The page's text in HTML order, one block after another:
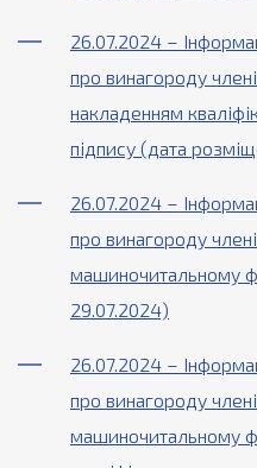
26.07.2024 –
про винагороду
накладенням
підпису (дата
26.07.2024 –
про винагороду
машиночитальному
29.07.2024)
26.07.2024 –
про винагороду
машиночитальному